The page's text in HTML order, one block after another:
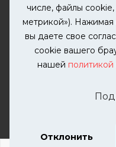
числе, файлы
метрикой»).
вы даете свое
cookie вашего
нашей
Отклонить
2026 © KUTUZOVV |
автомобилей. Вся
разрешения